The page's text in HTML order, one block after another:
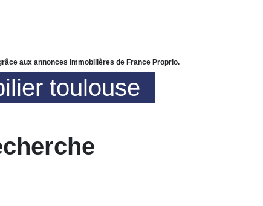
aux annonces immobilières de France Proprio.
toulouse